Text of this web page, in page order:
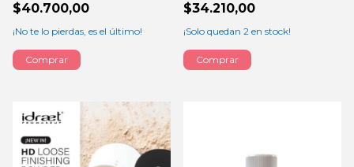
$40.700,00
¡No te lo pierdas, es el último!
$34.210,00
¡Solo quedan 2 en stock!